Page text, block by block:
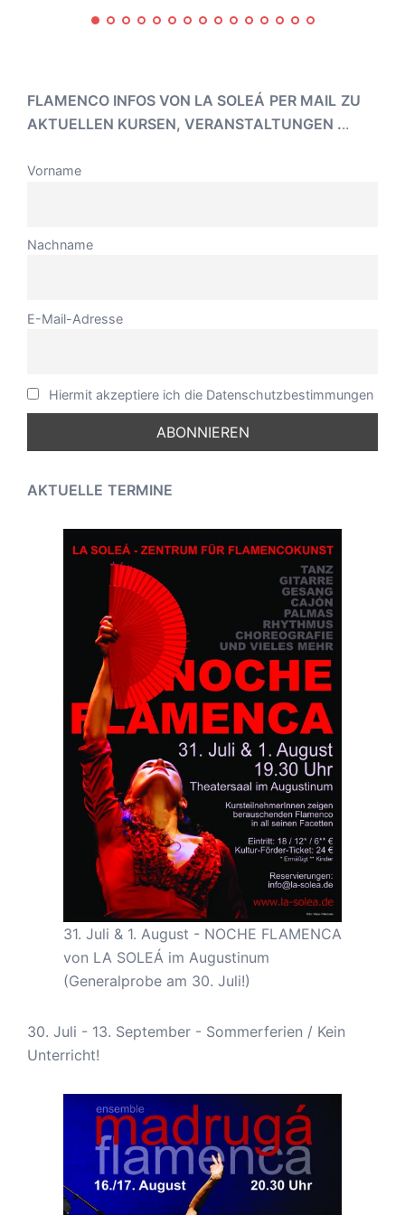
FLAMENCO INFOS VON LA SOLEÁ PER MAIL ZU
AKTUELLEN KURSEN, VERANSTALTUNGEN ...
Vorname
Nachname
E-Mail-Adresse
Hiermit akzeptiere ich die Datenschutzbestimmungen
AKTUELLE TERMINE
31. Juli & 1. August - NOCHE FLAMENCA
von LA SOLEÁ im Augustinum
(Generalprobe am 30. Juli!)
30. Juli - 13. September - Sommerferien / Kein
Unterricht!